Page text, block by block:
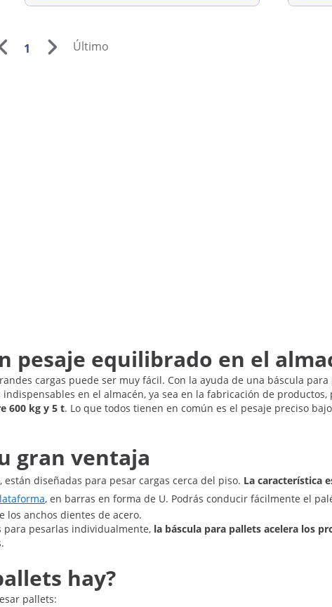
1 Último
pesaje equilibrado en el
cargas puede ser muy fácil. Con la ayuda de una báscula
en el almacén, ya sea en la fabricación de
600 kg y 5 t. Lo que todos tienen en común es el pesaje preciso
gran ventaja
están diseñadas para pesar cargas cerca del piso. La característica
, en barras en forma de U. Podrás conducir fácilmente el
los anchos dientes de acero.
para pesarlas individualmente, la báscula para pallets acelera los
hay?
pallets: